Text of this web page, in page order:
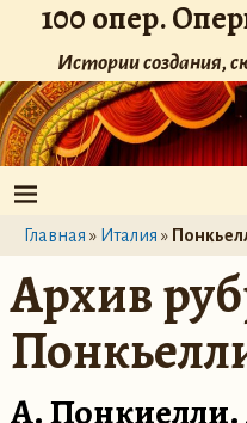
100 опер.
Истории создания,
Главная » Италия »
Архив
А.